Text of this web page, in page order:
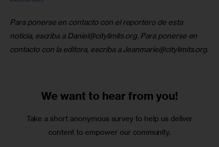
Para ponerse en contacto con el reportero de esta
noticia, escriba a Daniel@citylimits.org. Para ponerse en
contacto con la editora, escriba a Jeanmarie@citylimits.org.
We want to hear from you!
Take a short anonymous survey to help us deliver
content to empower our community.